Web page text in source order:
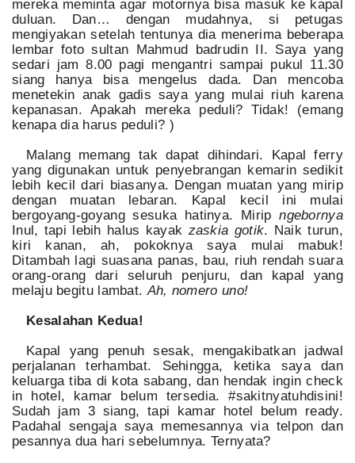
mereka meminta agar motornya bisa masuk ke kapal
duluan. Dan… dengan mudahnya, si petugas
mengiyakan setelah tentunya dia menerima beberapa
lembar foto sultan Mahmud badrudin II. Saya yang
sedari jam 8.00 pagi mengantri sampai pukul 11.30
siang hanya bisa mengelus dada. Dan mencoba
menetekin anak gadis saya yang mulai riuh karena
kepanasan. Apakah mereka peduli? Tidak! (emang
kenapa dia harus peduli? )
Malang memang tak dapat dihindari. Kapal ferry
yang digunakan untuk penyebrangan kemarin sedikit
lebih kecil dari biasanya. Dengan muatan yang mirip
dengan muatan lebaran. Kapal kecil ini mulai
bergoyang-goyang sesuka hatinya. Miripngebornya
Inul, tapi lebih halus kayak zaskia gotik. Naik turun,
kiri kanan, ah, pokoknya saya mulai mabuk!
Ditambah lagi suasana panas, bau, riuh rendah suara
orang-orang dari seluruh penjuru, dan kapal yang
melaju begitu lambat.Ah, nomero uno!
Kesalahan Kedua!
Kapal yang penuh sesak, mengakibatkan jadwal
perjalanan terhambat. Sehingga, ketika saya dan
keluarga tiba di kota sabang, dan hendak ingin check
in hotel, kamar belum tersedia. #sakitnyatuhdisini!
Sudah jam 3 siang, tapi kamar hotel belum ready.
Padahal sengaja saya memesannya via telpon dan
pesannya dua hari sebelumnya. Ternyata?